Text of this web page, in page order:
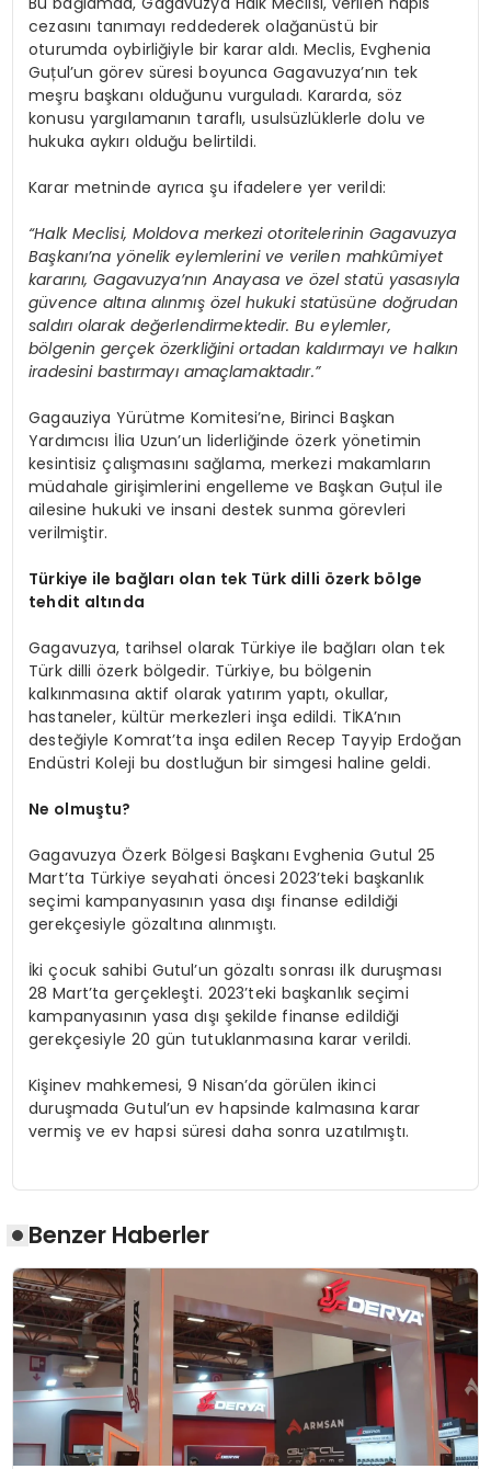
cezasını tanımayı reddederek olağanüstü bir
oturumda oybirliğiyle bir karar aldı. Meclis, Evghenia
Guțul’un görev süresi boyunca Gagavuzya’nın tek
meşru başkanı olduğunu vurguladı. Kararda, söz
konusu yargılamanın taraflı, usulsüzlüklerle dolu ve
hukuka aykırı olduğu belirtildi.
Karar metninde ayrıca şu ifadelere yer verildi:
“Halk Meclisi, Moldova merkezi otoritelerinin Gagavuzya
Başkanı’na yönelik eylemlerini ve verilen mahkûmiyet
kararını, Gagavuzya’nın Anayasa ve özel statü yasasıyla
güvence altına alınmış özel hukuki statüsüne doğrudan
saldırı olarak değerlendirmektedir. Bu eylemler,
bölgenin gerçek özerkliğini ortadan kaldırmayı ve halkın
iradesini bastırmayı amaçlamaktadır.”
Gagauziya Yürütme Komitesi’ne, Birinci Başkan
Yardımcısı İlia Uzun’un liderliğinde özerk yönetimin
kesintisiz çalışmasını sağlama, merkezi makamların
müdahale girişimlerini engelleme ve Başkan Guțul ile
ailesine hukuki ve insani destek sunma görevleri
verilmiştir.
Türkiye ile bağları olan tek Türk dilli özerk bölge
tehdit altında
Gagavuzya, tarihsel olarak Türkiye ile bağları olan tek
Türk dilli özerk bölgedir. Türkiye, bu bölgenin
kalkınmasına aktif olarak yatırım yaptı, okullar,
hastaneler, kültür merkezleri inşa edildi. TİKA’nın
desteğiyle Komrat’ta inşa edilen Recep Tayyip Erdoğan
Endüstri Koleji bu dostluğun bir simgesi haline geldi.
Ne olmuştu?
Gagavuzya Özerk Bölgesi Başkanı Evghenia Gutul 25
Mart’ta Türkiye seyahati öncesi 2023’teki başkanlık
seçimi kampanyasının yasa dışı finanse edildiği
gerekçesiyle gözaltına alınmıştı.
İki çocuk sahibi Gutul’un gözaltı sonrası ilk duruşması
28 Mart’ta gerçekleşti. 2023’teki başkanlık seçimi
kampanyasının yasa dışı şekilde finanse edildiği
gerekçesiyle 20 gün tutuklanmasına karar verildi.
Kişinev mahkemesi, 9 Nisan’da görülen ikinci
duruşmada Gutul’un ev hapsinde kalmasına karar
vermiş ve ev hapsi süresi daha sonra uzatılmıştı.
Benzer Haberler